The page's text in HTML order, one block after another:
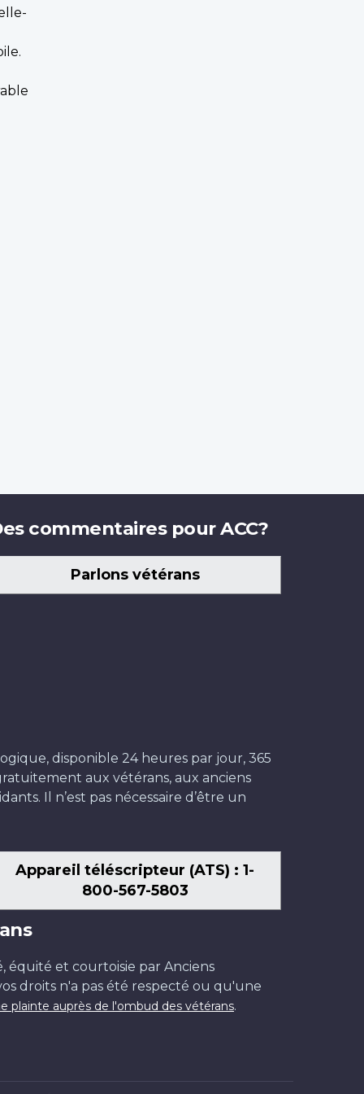
commentaires pour ACC?
Parlons vétérans
disponible 24 heures par jour, 365
aux vétérans, aux anciens
Il n’est pas nécessaire d’être un
Appareil téléscripteur (ATS) : 1-
800-567-5803
équité et courtoisie par Anciens
droits n'a pas été respecté ou qu'une
plainte auprès de l'ombud des vétérans.